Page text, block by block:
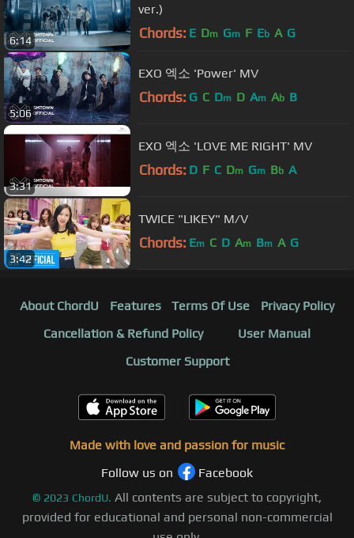
6:14
ver.)
Chords: E Dm Gm F Eb A G
5:06
EXO 엑소 'Power' MV
Chords: G C Dm D Am Ab B
3:31
EXO 엑소 'LOVE ME RIGHT' MV
Chords: D F C Dm Gm Bb A
3:42
TWICE "LIKEY" M/V
Chords: Em C D Am Bm A G
About ChordU Features Terms Of Use
Privacy Policy
Cancellation & Refund Policy
User Manual
Customer Support
Made with love and passion for music
Follow us on
Facebook
© 2023 ChordU. All contents are subject to copyright,
provided for educational and personal non-commercial